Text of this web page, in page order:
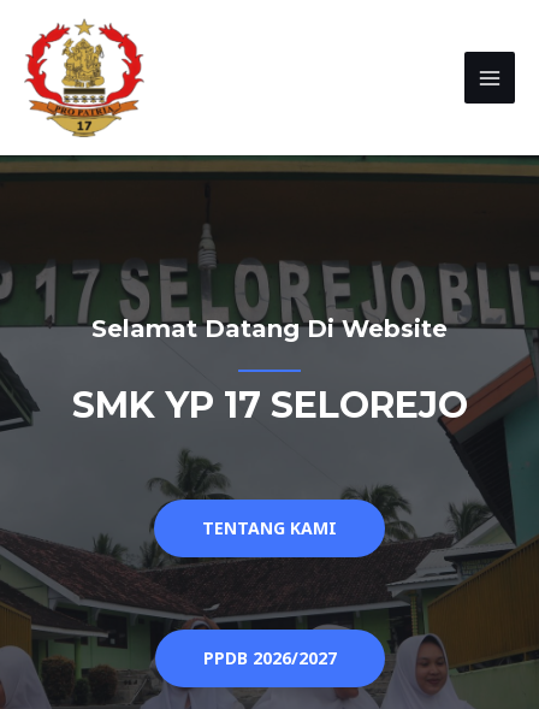
Selamat Datang Di Website
SMK YP 17 SELOREJO
TENTANG KAMI
PPDB 2026/2027